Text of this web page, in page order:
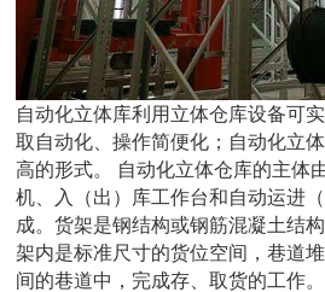
自动化立体库利用立体仓库设备可
取自动化、操作简便化；自动化立
高的形式。 自动化立体仓库的主体
机、入（出）库工作台和自动运进
成。货架是钢结构或钢筋混凝土结
架内是标准尺寸的货位空间，巷道
间的巷道中，完成存、取货的工作